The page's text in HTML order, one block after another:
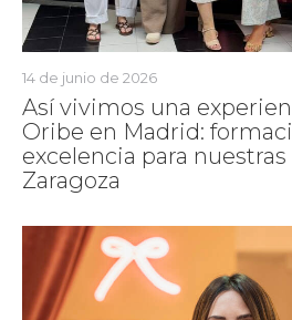
14 de junio de 2026
Así vivimos una
Oribe en Madrid:
excelencia para
Zaragoza